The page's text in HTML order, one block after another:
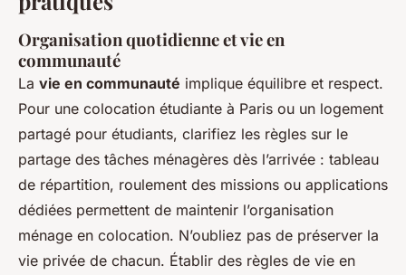
Organisation quotidienne et vie en
communauté
La vie en communauté implique équilibre et respect.
Pour une colocation étudiante à Paris ou un logement
partagé pour étudiants, clarifiez les règles sur le
partage des tâches ménagères dès l’arrivée : tableau
de répartition, roulement des missions ou applications
dédiées permettent de maintenir l’organisation
ménage en colocation. N’oubliez pas de préserver la
vie privée de chacun. Établir des règles de vie en